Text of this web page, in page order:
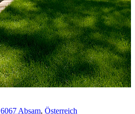
6067 Absam, Österreich